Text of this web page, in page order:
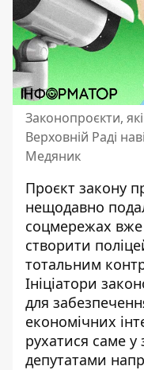
Законопроєкти,
Верховній Раді
Медяник
Проєкт закону
нещодавно
соцмережах
створити
тотальним
Ініціатори
для
економічних
рухатися саме
депутатами